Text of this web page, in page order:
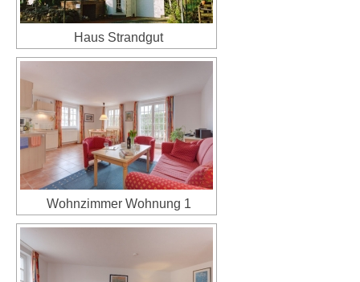
Haus Strandgut
Wohnzimmer Wohnung 1